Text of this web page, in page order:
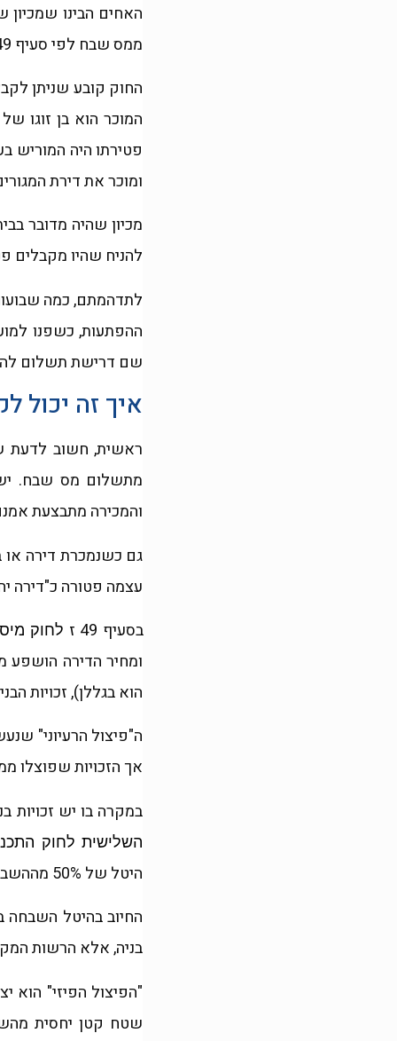
האחים הבינו
ממס שבח לפי סעיף 49 ב (5)
החוק קובע שניתן
המוכר הוא בן זוגו
פטירתו היה המוריש
ומוכר את דירת
מכיון שהיה מדובר
להניח שהיו מקבלים
ההפתעות, כשפנו
שם דרישת תשלום
איך זה יכול
ראשית, חשוב לדעת
מתשלום מס שבח.
והמכירה מתבצעת אמנם לאחר 18 חודשים מיום קבלת המתנה אך בתוך
גם כשנמכרת דירה או
עצמה פטורה כ"דירה
בסעיף 49 ז
לחוק
ומחיר הדירה הושפע
הוא בגללן), זכויות
ה"פיצול הרעיוני"
אך הזכויות שפוצלו
במקרה בו יש זכויות
השלישית לחוק
היטל של 50% מההשבחה, גם מכירת נכס נחשבת מימוש ומחייבת בהיטל השבחה.
החיוב בהיטל השבחה
בניה, אלא הרשות
שטח קטן יחסית